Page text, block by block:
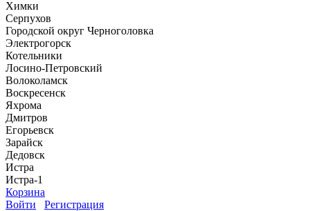
Химки
Серпухов
Городской округ Черноголовка
Электрогорск
Котельники
Лосино-Петровский
Волоколамск
Воскресенск
Яхрома
Дмитров
Егорьевск
Зарайск
Дедовск
Истра
Истра-1
Корзина
Войти
Регистрация